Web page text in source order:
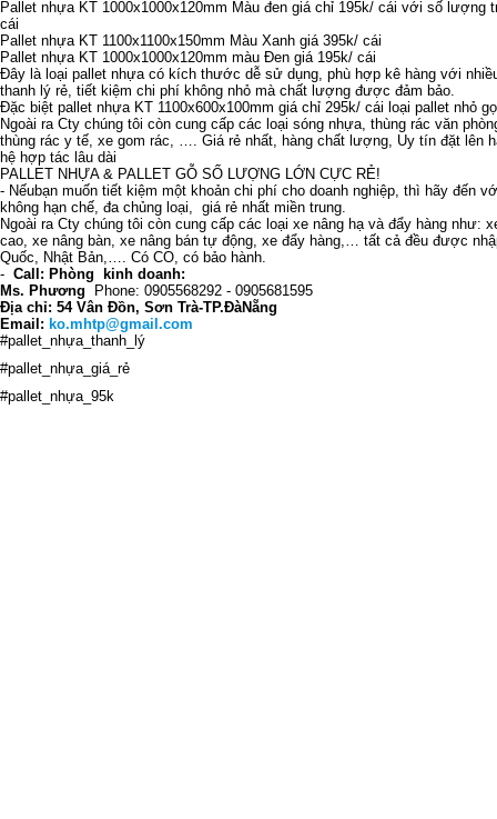
Pallet nhựa KT 1000x1000x120mm Màu đen giá chỉ 195k/ cái với số lượng
cái
Pallet nhựa KT 1100x1100x150mm Màu Xanh giá 395k/ cái
Pallet nhựa KT 1000x1000x120mm màu Đen giá 195k/ cái
Đây là loại pallet nhựa có kích thước dễ sử dụng, phù hợp kê hàng với
thanh lý rẻ, tiết kiệm chi phí không nhỏ mà chất lượng được đảm bảo.
Đặc biệt pallet nhựa KT 1100x600x100mm giá chỉ 295k/ cái loại pallet nhỏ
Ngoài ra Cty chúng tôi còn cung cấp các loại sóng nhựa, thùng rác văn
thùng rác y tế, xe gom rác, …. Giá rẻ nhất, hàng chất lượng, Uy tín đặt lên
hệ hợp tác lâu dài
PALLET NHỰA & PALLET GỖ SỐ LƯỢNG LỚN CỰC RẺ!
- Nếubạn muốn tiết kiệm một khoản chi phí cho doanh nghiệp, thì hãy đến
không hạn chế, đa chủng loại, giá rẻ nhất miền trung.
Ngoài ra Cty chúng tôi còn cung cấp các loại xe nâng hạ và đẩy hàng như:
cao, xe nâng bàn, xe nâng bán tự động, xe đẩy hàng,… tất cả đều được
Quốc, Nhật Bản,…. Có CO, có bảo hành.
- Call: Phòng kinh doanh:
Ms. Phương Phone: 0905568292 - 0905681595
Địa chỉ: 54 Vân Đồn, Sơn Trà-TP.ĐàNẵng
Email: ko.mhtp@gmail.com
#pallet_nhựa_thanh_lý
#pallet_nhựa_giá_rẻ
#pallet_nhựa_95k